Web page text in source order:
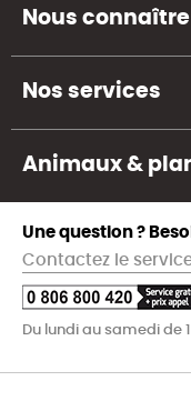
Nous connaître
Nos services
Animaux &
Une question ?
Contactez le
Du lundi au samedi de